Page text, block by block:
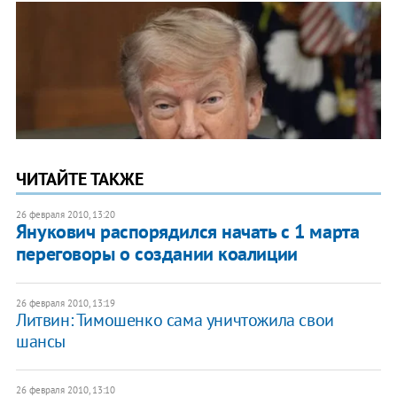
ЧИТАЙТЕ ТАКЖЕ
26 февраля 2010, 13:20
Янукович распорядился начать с 1 марта
переговоры о создании коалиции
26 февраля 2010, 13:19
Литвин: Тимошенко сама уничтожила свои
шансы
26 февраля 2010, 13:10